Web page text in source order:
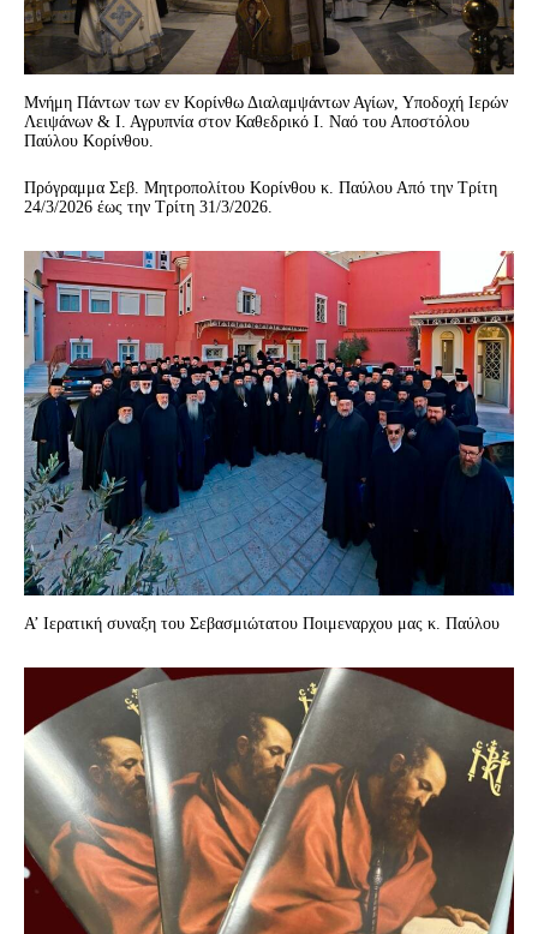
Μνήμη Πάντων των εν Κορίνθω Διαλαμψάντων Αγίων, Υποδοχή Ιερών
Λειψάνων & Ι. Αγρυπνία στον Καθεδρικό Ι. Ναό του Αποστόλου
Παύλου Κορίνθου.
Πρόγραμμα Σεβ. Μητροπολίτου Κορίνθου κ. Παύλου Από την Τρίτη
24/3/2026 έως την Τρίτη 31/3/2026.
Α’ Ιερατική συναξη του Σεβασμιώτατου Ποιμεναρχου μας κ. Παύλου